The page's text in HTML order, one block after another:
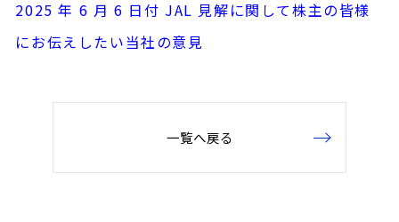
2025 年 6 月 6 日付 JAL 見解に関して株主の皆様
にお伝えしたい当社の意見
一覧へ戻る